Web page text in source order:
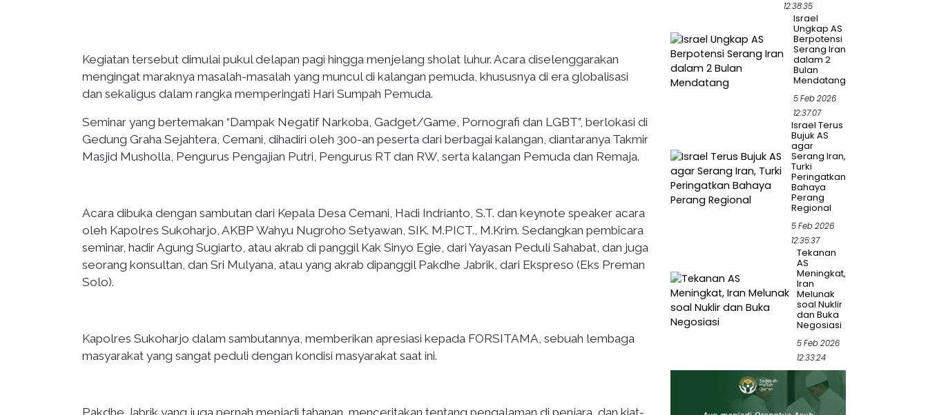
Kegiatan tersebut dimulai pukul delapan pagi hingga menjelang sholat luhur. Acara diselenggarakan
mengingat maraknya masalah-masalah yang muncul di kalangan pemuda, khususnya di era globalisasi
dan sekaligus dalam rangka memperingati Hari Sumpah Pemuda.
Seminar yang bertemakan “Dampak Negatif Narkoba, Gadget/Game, Pornografi dan LGBT”, berlokasi di
Gedung Graha Sejahtera, Cemani, dihadiri oleh 300-an peserta dari berbagai kalangan, diantaranya Takmir
Masjid Musholla, Pengurus Pengajian Putri, Pengurus RT dan RW, serta kalangan Pemuda dan Remaja.
Acara dibuka dengan sambutan dari Kepala Desa Cemani, Hadi Indrianto, S.T. dan keynote speaker acara
oleh Kapolres Sukoharjo, AKBP Wahyu Nugroho Setyawan, SIK. M.PICT., M.Krim. Sedangkan pembicara
seminar, hadir Agung Sugiarto, atau akrab di panggil Kak Sinyo Egie, dari Yayasan Peduli Sahabat, dan juga
seorang konsultan, dan Sri Mulyana, atau yang akrab dipanggil Pakdhe Jabrik, dari Ekspreso (Eks Preman
Solo).
Kapolres Sukoharjo dalam sambutannya, memberikan apresiasi kepada FORSITAMA, sebuah lembaga
masyarakat yang sangat peduli dengan kondisi masyarakat saat ini.
Pakdhe Jabrik yang juga pernah menjadi tahanan, menceritakan tentang pengalaman di penjara, dan kiat-
12:38:35
Israel
Ungkap AS
Berpotensi
Serang Iran
dalam 2
Bulan
Mendatang
5 Feb 2026
12:37:07
Israel Terus
Bujuk AS
agar
Serang Iran,
Turki
Peringatkan
Bahaya
Perang
Regional
5 Feb 2026
12:35:37
Tekanan
AS
Meningkat,
Iran
Melunak
soal Nuklir
dan Buka
Negosiasi
5 Feb 2026
12:33:24